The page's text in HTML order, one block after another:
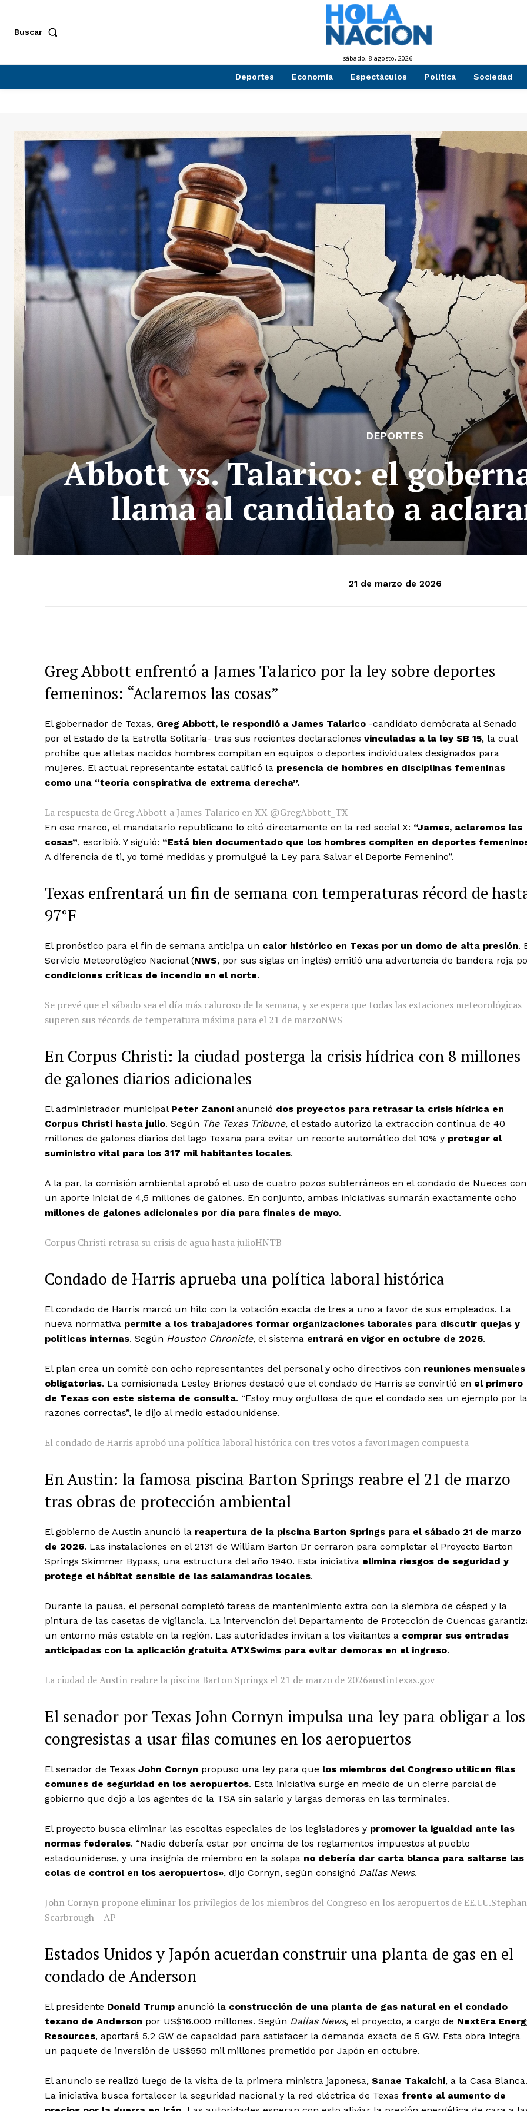
Buscar
sábado, 8 agosto, 2026
Deportes Economía Espectáculos Política Sociedad
DEPORTES
Abbott vs. Talarico: el
llama al candidato a
21 de marzo de 2026
Greg Abbott enfrentó a James Talarico por la ley sobre deportes
femeninos: “Aclaremos las cosas”
El gobernador de Texas, Greg Abbott, le respondió a James Talarico -candidato demócrata al Senado
por el Estado de la Estrella Solitaria- tras sus recientes declaraciones vinculadas a la ley SB 15, la cual
prohíbe que atletas nacidos hombres compitan en equipos o deportes individuales designados para
mujeres. El actual representante estatal calificó la presencia de hombres en disciplinas femeninas
como una “teoría conspirativa de extrema derecha”.
La respuesta de Greg Abbott a James Talarico en XX @GregAbbott_TX
En ese marco, el mandatario republicano lo citó directamente en la red social X: “James, aclaremos las
cosas”, escribió. Y siguió: “Está bien documentado que los hombres compiten en deportes
A diferencia de ti, yo tomé medidas y promulgué la Ley para Salvar el Deporte Femenino”.
Texas enfrentará un fin de semana con temperaturas récord de
97°F
El pronóstico para el fin de semana anticipa un calor histórico en Texas por un domo de alta presión.
Servicio Meteorológico Nacional (NWS, por sus siglas en inglés) emitió una advertencia de bandera roja
condiciones críticas de incendio en el norte.
Se prevé que el sábado sea el día más caluroso de la semana, y se espera que todas las estaciones meteorológicas
superen sus récords de temperatura máxima para el 21 de marzoNWS
En Corpus Christi: la ciudad posterga la crisis hídrica con 8 millones
de galones diarios adicionales
El administrador municipal Peter Zanoni anunció dos proyectos para retrasar la crisis hídrica en
Corpus Christi hasta julio. Según The Texas Tribune, el estado autorizó la extracción continua de 40
millones de galones diarios del lago Texana para evitar un recorte automático del 10% y proteger el
suministro vital para los 317 mil habitantes locales.
A la par, la comisión ambiental aprobó el uso de cuatro pozos subterráneos en el condado de Nueces con
un aporte inicial de 4,5 millones de galones. En conjunto, ambas iniciativas sumarán exactamente ocho
millones de galones adicionales por día para finales de mayo.
Corpus Christi retrasa su crisis de agua hasta julioHNTB
Condado de Harris aprueba una política laboral histórica
El condado de Harris marcó un hito con la votación exacta de tres a uno a favor de sus empleados. La
nueva normativa permite a los trabajadores formar organizaciones laborales para discutir quejas y
políticas internas. Según Houston Chronicle, el sistema entrará en vigor en octubre de 2026.
El plan crea un comité con ocho representantes del personal y ocho directivos con reuniones mensuales
obligatorias. La comisionada Lesley Briones destacó que el condado de Harris se convirtió en el primero
de Texas con este sistema de consulta. “Estoy muy orgullosa de que el condado sea un ejemplo por
razones correctas”, le dijo al medio estadounidense.
El condado de Harris aprobó una política laboral histórica con tres votos a favorImagen compuesta
En Austin: la famosa piscina Barton Springs reabre el 21 de marzo
tras obras de protección ambiental
El gobierno de Austin anunció la reapertura de la piscina Barton Springs para el sábado 21 de marzo
de 2026. Las instalaciones en el 2131 de William Barton Dr cerraron para completar el Proyecto Barton
Springs Skimmer Bypass, una estructura del año 1940. Esta iniciativa elimina riesgos de seguridad y
protege el hábitat sensible de las salamandras locales.
Durante la pausa, el personal completó tareas de mantenimiento extra con la siembra de césped y la
pintura de las casetas de vigilancia. La intervención del Departamento de Protección de Cuencas
un entorno más estable en la región. Las autoridades invitan a los visitantes a comprar sus entradas
anticipadas con la aplicación gratuita ATXSwims para evitar demoras en el ingreso.
La ciudad de Austin reabre la piscina Barton Springs el 21 de marzo de 2026austintexas.gov
El senador por Texas John Cornyn impulsa una ley para obligar a los
congresistas a usar filas comunes en los aeropuertos
El senador de Texas John Cornyn propuso una ley para que los miembros del Congreso utilicen filas
comunes de seguridad en los aeropuertos. Esta iniciativa surge en medio de un cierre parcial de
gobierno que dejó a los agentes de la TSA sin salario y largas demoras en las terminales.
El proyecto busca eliminar las escoltas especiales de los legisladores y promover la igualdad ante las
normas federales. “Nadie debería estar por encima de los reglamentos impuestos al pueblo
estadounidense, y una insignia de miembro en la solapa no debería dar carta blanca para saltarse las
colas de control en los aeropuertos», dijo Cornyn, según consignó Dallas News.
John Cornyn propone eliminar los privilegios de los miembros del Congreso en los aeropuertos de EE.UU.
Scarbrough – AP
Estados Unidos y Japón acuerdan construir una planta de gas en el
condado de Anderson
El presidente Donald Trump anunció la construcción de una planta de gas natural en el condado
texano de Anderson por US$16.000 millones. Según Dallas News, el proyecto, a cargo de NextEra
Resources, aportará 5,2 GW de capacidad para satisfacer la demanda exacta de 5 GW. Esta obra integra
un paquete de inversión de US$550 mil millones prometido por Japón en octubre.
El anuncio se realizó luego de la visita de la primera ministra japonesa, Sanae Takaichi, a la Casa Blanca.
La iniciativa busca fortalecer la seguridad nacional y la red eléctrica de Texas frente al aumento de